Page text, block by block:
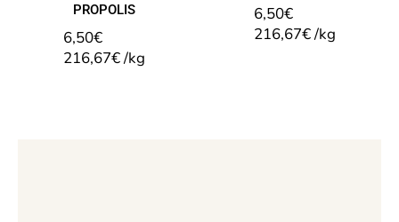
PROPOLIS
6,50€
216,67€/kg
6,50€
216,67€/kg